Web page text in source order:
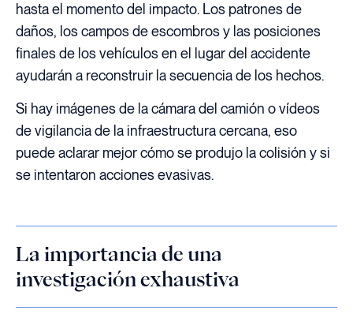
hasta el momento del impacto. Los patrones de
daños, los campos de escombros y las posiciones
finales de los vehículos en el lugar del accidente
ayudarán a reconstruir la secuencia de los hechos.
Si hay imágenes de la cámara del camión o vídeos
de vigilancia de la infraestructura cercana, eso
puede aclarar mejor cómo se produjo la colisión y si
se intentaron acciones evasivas.
La importancia de una
investigación exhaustiva